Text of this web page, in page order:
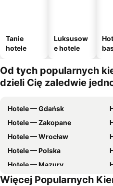
Tanie
hotele
Luksusow
e hotele
Od tych popularnych
dzieli Cię zaledwie
Hotele — Gdańsk
Hotele — Zakopane
Hotele — Wrocław
Hotele — Polska
Hotele — Mazury
Hotele — zachodniopomorskie
Więcej Popularnych